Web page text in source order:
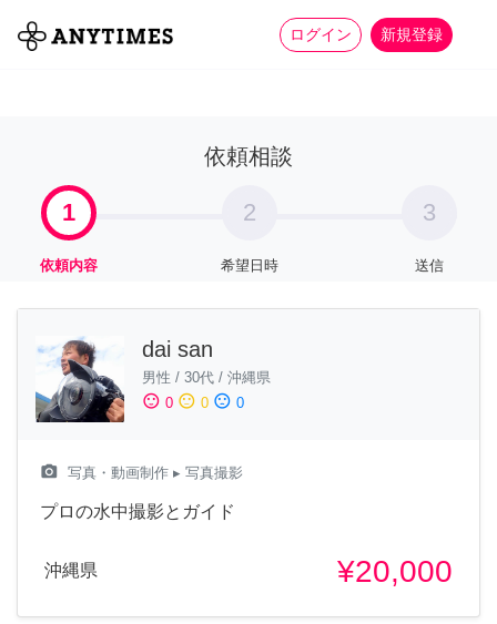
ログイン 新規登録
全て 家事 more_horiz
依頼相談
1
依頼内容
2
希望日時
3
送信
dai san
男性 / 30代 / 沖縄県
sentiment_satisfied 0 sentiment_neutral 0 sentiment_dissatisfied 0
camera_alt 写真・動画制作 ▸ 写真撮影
プロの水中撮影とガイド
沖縄県 ¥20,000